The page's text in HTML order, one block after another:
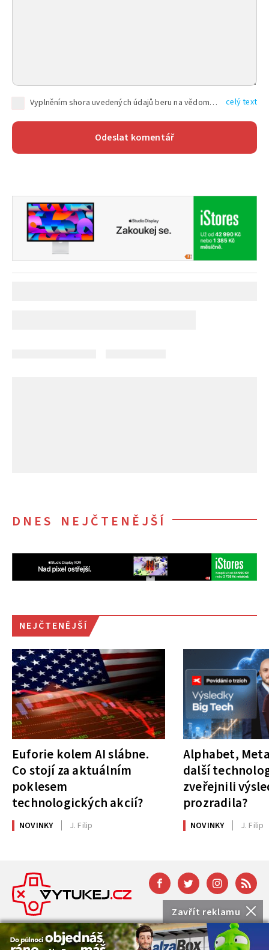
Zavřít reklamu
Vyplněním shora uvedených údajů beru na vědomí, že společnost TEXT FACTORY s.r.o., sídlem Brno, Durďákova 336/29, Černá Pole, PSČ: 613 00, IČ: 06157831, zapsané u Krajského soudu v Brně, oddíl C, vložka 100399, bude zpracovávat mé osobní údaje uvedené v rámci mnou vyplněného registračního formuláře na základě oprávněných zájmů TEXT FACTORY s.r.o. dle čl. 6 odst. 1 písm. f) GDPR a pro splnění právních povinností (čl. 6 odst. 1 písm. c) GDPR), a to pro tyto účely: nezbytnost zajistit oprávnění návštěvníka webových stránek provozovaných společností TEXT FACTORY s.r.o. přispívat aktivně ke zveřejněným článkům nebo v rámci diskusních fór a výkon práv TEXT FACTORY s.r.o. jako administrátora těchto diskusních fór. Více informací o zpracování osobních údajů a právech lze nalézt v celý text
DNES NEJČTENĚJŠÍ
NEJČTENĚJŠÍ
Euforie kolem AI slábne.
Co stojí za aktuálním
poklesem
technologických akcií?
NOVINKY J. Filip
Alphabet,
další
zveřejnili
prozradila?
NOVINKY J. Filip